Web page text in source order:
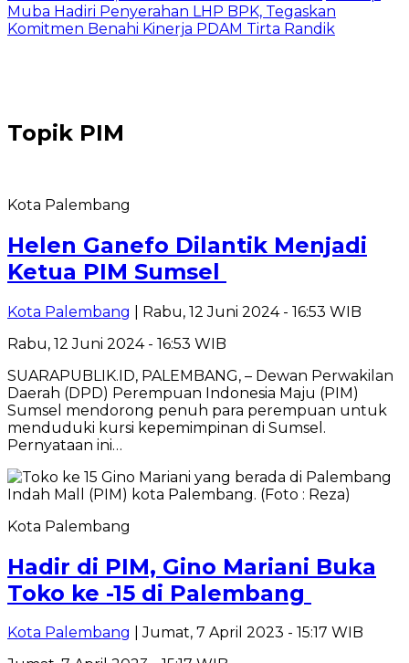
Muba Hadiri Penyerahan LHP BPK, Tegaskan
Komitmen Benahi Kinerja PDAM Tirta Randik
Topik PIM
Kota Palembang
Helen Ganefo Dilantik Menjadi
Ketua PIM Sumsel
Kota Palembang
| Rabu, 12 Juni 2024 - 16:53 WIB
Rabu, 12 Juni 2024 - 16:53 WIB
SUARAPUBLIK.ID, PALEMBANG, – Dewan Perwakilan
Daerah (DPD) Perempuan Indonesia Maju (PIM)
Sumsel mendorong penuh para perempuan untuk
menduduki kursi kepemimpinan di Sumsel.
Pernyataan ini…
Kota Palembang
Hadir di PIM, Gino Mariani Buka
Toko ke -15 di Palembang
Kota Palembang
| Jumat, 7 April 2023 - 15:17 WIB